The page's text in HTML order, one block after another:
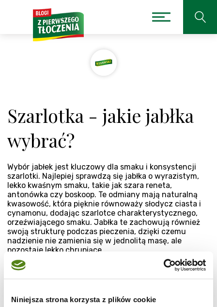
Niniejsza strona korzysta z plików cookie
Szarlotka - jakie jabłka
wybrać?
Wybór jabłek jest kluczowy dla smaku i konsystencji
szarlotki. Najlepiej sprawdzą się jabłka o wyrazistym,
lekko kwaśnym smaku, takie jak szara reneta,
antonówka czy boskoop. Te odmiany mają naturalną
kwasowość, która pięknie równoważy słodycz ciasta i
cynamonu, dodając szarlotce charakterystycznego,
orzeźwiającego smaku. Jabłka te zachowują również
swoją strukturę podczas pieczenia, dzięki czemu
nadzienie nie zamienia się w jednolitą masę, ale
pozostaje lekko chrupiące.
Jeśli wolisz bardziej miękkie nadzienie, możesz
zdecydować się na słodsze odmiany jak ligol czy
konsystencję. Warto jednak pamiętać, by nie używać